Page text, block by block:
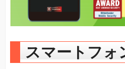
スマートフォ